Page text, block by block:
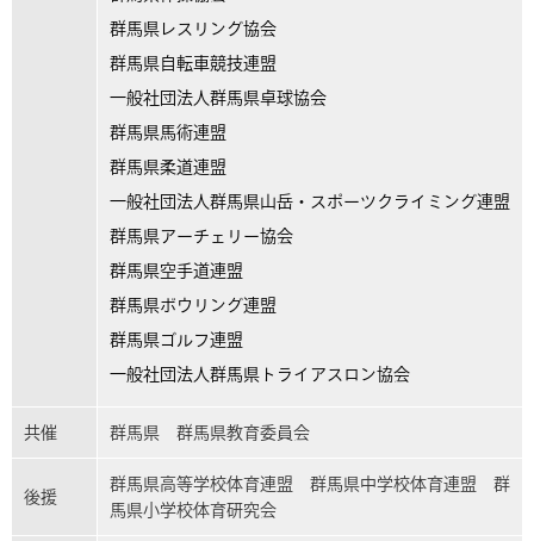
群馬県レスリング協会
群馬県自転車競技連盟
一般社団法人群馬県卓球協会
群馬県馬術連盟
群馬県柔道連盟
一般社団法人群馬県山岳・スポーツクライミング連盟
群馬県アーチェリー協会
群馬県空手道連盟
群馬県ボウリング連盟
群馬県ゴルフ連盟
一般社団法人群馬県トライアスロン協会
共催 群馬県 群馬県教育委員会
後援
群馬県高等学校体育連盟 群馬県中学校体育連盟 群
馬県小学校体育研究会